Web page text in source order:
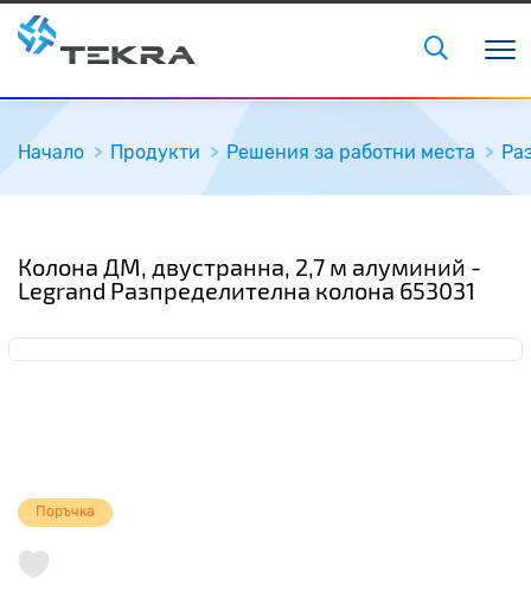
Начало Продукти Решения за работни места
Колона ДМ, двустранна, 2,7 м алуминий -
Legrand Разпределителна колона 653031
Поръчка